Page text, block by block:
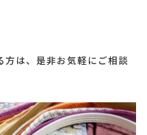
。」
は、是非お気軽にご相談